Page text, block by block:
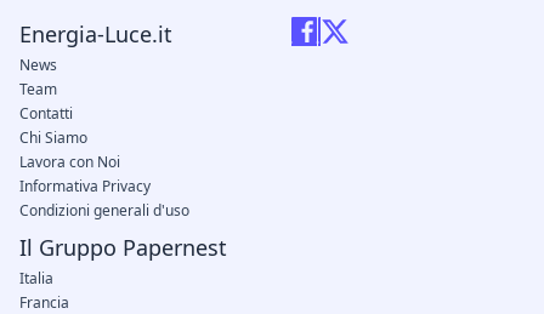
Energia-Luce.it
News
Team
Contatti
Chi Siamo
Lavora con Noi
Informativa Privacy
Condizioni generali d'uso
Il Gruppo Papernest
Italia
Francia